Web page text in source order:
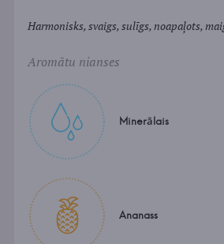
Harmonisks, svaigs, sulīgs, noapaļots,
Aromātu nianses
Minerālais
Ananass